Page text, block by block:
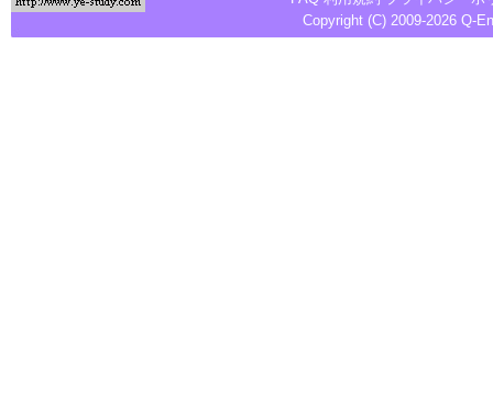
Copyright (C) 2009-2026 Q-